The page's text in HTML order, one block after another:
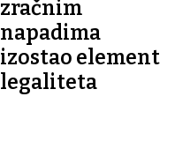
zračnim
napadima
izostao element
legaliteta